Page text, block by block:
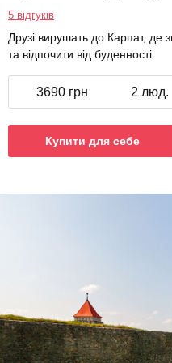
5 відгуків
Друзі вирушать до Карпат, де
та відпочити від буденності.
3690 грн 2 люд.
Купити для себе